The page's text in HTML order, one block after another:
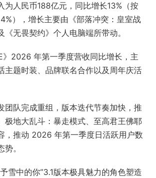
为人民币188亿元，同比增长13%（按
），增长主要由《部落冲突：皇室战
《无畏契约》个人电脑端所带动。
》2026 年第一季度营收同比增长，主
主题时装、品牌联名合作以及周年庆活
团队完成重组，版本迭代节奏加快，推
极地大乱斗：暴走模式、至高君王佛耶
，推动 2026 年第一季度日活跃用户数
。
予雪中的你”3.1版本极具魅力的角色塑造